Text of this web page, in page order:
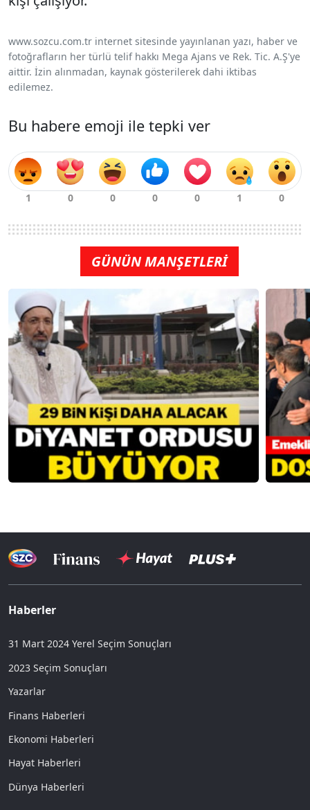
www.sozcu.com.tr internet sitesinde yayınlanan yazı, haber ve
fotoğrafların her türlü telif hakkı Mega Ajans ve Rek. Tic. A.Ş'ye
aittir. İzin alınmadan, kaynak gösterilerek dahi iktibas
edilemez.
Bu habere emoji ile tepki ver
GÜNÜN MANŞETLERİ
Haberler
31 Mart 2024 Yerel Seçim Sonuçları
2023 Seçim Sonuçları
Yazarlar
Finans Haberleri
Ekonomi Haberleri
Hayat Haberleri
Dünya Haberleri